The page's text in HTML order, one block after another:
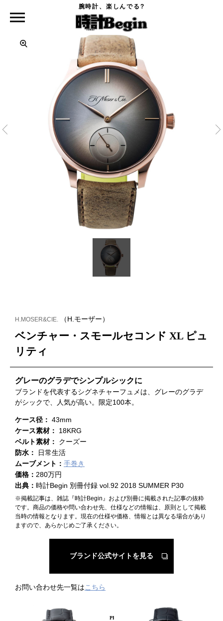
腕時計、楽しんでる?
H.MOSER&CIE. ベンチャー・スモールセコンド XL ピュリティ
H.MOSER&CIE. （H.モーザー）
ベンチャー・スモールセコンド XL ピュ
リティ
グレーのグラデでシンプルシックに
ブランドを代表するシグネチャーフュメは、グレーのグラデ
がシックで、人気が高い。限定100本。
ケース径： 43mm
ケース素材： 18KRG
ベルト素材： クーズー
防水：
日常生活
ムーブメント： 手巻き
価格： 280万円
出典： 時計Begin 別冊付録 vol.92 2018 SUMMER P30
※掲載記事は、雑誌『時計Begin』および別冊に掲載された記事の抜粋
です。商品の価格や問い合わせ先、仕様などの情報は、原則として掲載
当時の情報となります。現在の仕様や価格、情報とは異なる場合があり
ますので、あらかじめご了承ください。
ブランド公式サイトを見る
お問い合わせ先一覧はこちら
PICKUP PRODUCT